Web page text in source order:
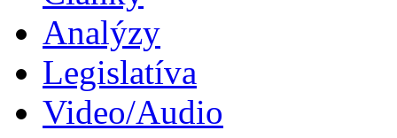
Analýzy
Legislatíva
Video/Audio